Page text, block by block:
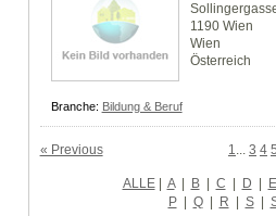
1190 Wien
Wien
Österreich
Branche: Bildung & Beruf
« Previous 1 3 4
ALLE| A | B | C | D | E
P | Q | R | S |